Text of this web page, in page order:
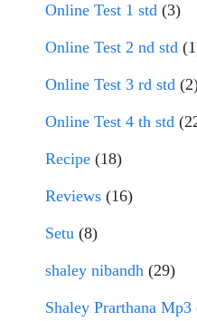
Online Test 1 std (3)
Online Test 2 nd std
Online Test 3 rd std
Online Test 4 th std
Recipe (18)
Reviews (16)
Setu (8)
shaley nibandh (29)
Shaley Prarthana Mp3